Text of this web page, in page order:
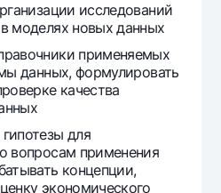
исследований
моделях новых данных
применяемых
данных, формулировать
качества
для
вопросам применения
концепции,
экономического